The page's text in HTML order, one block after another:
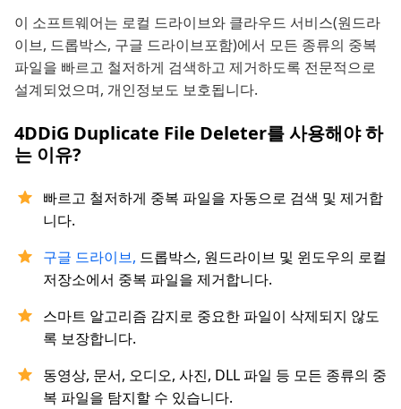
이 소프트웨어는 로컬 드라이브와 클라우드 서비스(원드라
이브, 드롭박스, 구글 드라이브포함)에서 모든 종류의 중복
파일을 빠르고 철저하게 검색하고 제거하도록 전문적으로
설계되었으며, 개인정보도 보호됩니다.
4DDiG Duplicate File Deleter를 사용해야 하
는 이유?
빠르고 철저하게 중복 파일을 자동으로 검색 및 제거합
니다.
구글 드라이브, 드롭박스, 원드라이브 및 윈도우의 로컬
저장소에서 중복 파일을 제거합니다.
스마트 알고리즘 감지로 중요한 파일이 삭제되지 않도
록 보장합니다.
동영상, 문서, 오디오, 사진, DLL 파일 등 모든 종류의 중
복 파일을 탐지할 수 있습니다.